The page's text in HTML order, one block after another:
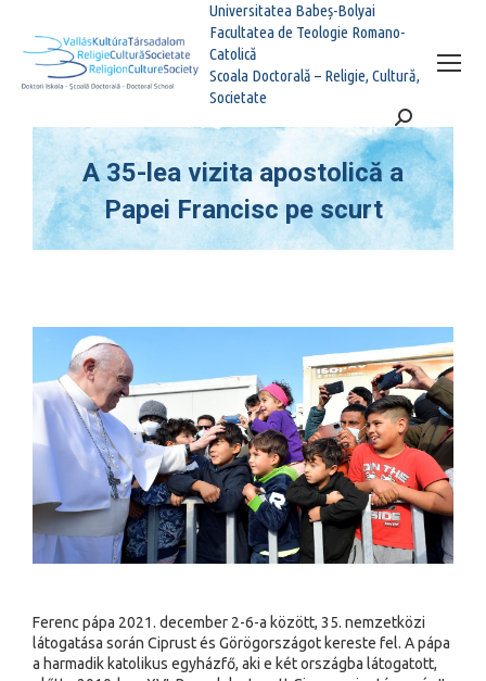
Universitatea Babeș-Bolyai
Facultatea de Teologie Romano-
Catolică
Scoala Doctorală – Religie, Cultură,
Societate
Search:
A 35-lea vizita apostolică a
Papei Francisc pe scurt
You are here:
Ferenc pápa 2021. december 2-6-a között, 35. nemzetközi
látogatása során Ciprust és Görögországot kereste fel. A pápa
a harmadik katolikus egyházfő, aki e két országba látogatott,